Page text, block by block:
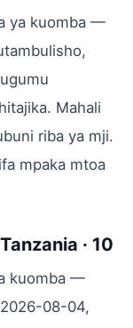
ya kuomba —
Mahali
riba ya mji.
mpaka mtoa
· 10
kuomba —
08-04,